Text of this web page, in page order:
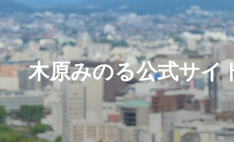
木原みのる公式サイ